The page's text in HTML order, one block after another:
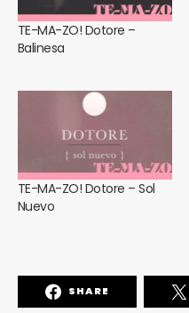
TE-MA-ZO! Dotore –
Balinesa
TE-MA-ZO! Dotore – Sol
Nuevo
SHARE